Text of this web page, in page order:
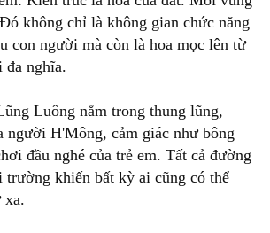
không chỉ là không gian chức năng
con người mà còn là hoa mọc lên từ
đa nghĩa.
Luông nằm trong thung lũng,
người H'Mông, cảm giác như bông
đầu nghé của trẻ em. Tất cả đường
trường khiến bất kỳ ai cũng có thể
xa.